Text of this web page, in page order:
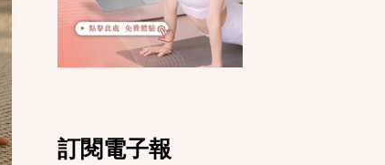
訂閱電子報